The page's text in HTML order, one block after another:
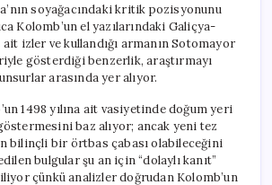
soyağacındaki kritik pozisyonunu
Kolomb’un el yazılarındaki Galiçya-
izler ve kullandığı armanın Sotomayor
gösterdiği benzerlik, araştırmayı
arasında yer alıyor.
1498 yılına ait vasiyetinde doğum yeri
baz alıyor; ancak yeni tez
bilinçli bir örtbas çabası olabileceğini
bulgular şu an için “dolaylı kanıt”
çünkü analizler doğrudan Kolomb’un